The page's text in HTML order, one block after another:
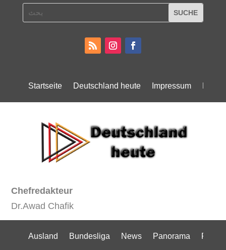
Startseite Deutschland heute Impressum
Chefredakteur
Dr.Awad Chafik
Ausland Bundesliga News Panorama Politik